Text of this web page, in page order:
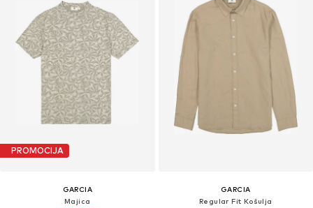
PROMOCIJA
GARCIA
Majica
GARCIA
Regular Fit Košulja